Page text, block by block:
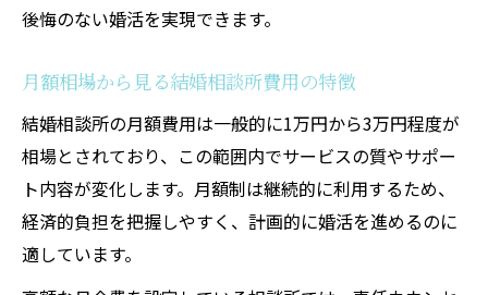
後悔のない婚活を実現できます。
月額相場から見る結婚相談所費用の特徴
結婚相談所の月額費用は一般的に1万円から3万円程度が
相場とされており、この範囲内でサービスの質やサポー
ト内容が変化します。月額制は継続的に利用するため、
経済的負担を把握しやすく、計画的に婚活を進めるのに
適しています。